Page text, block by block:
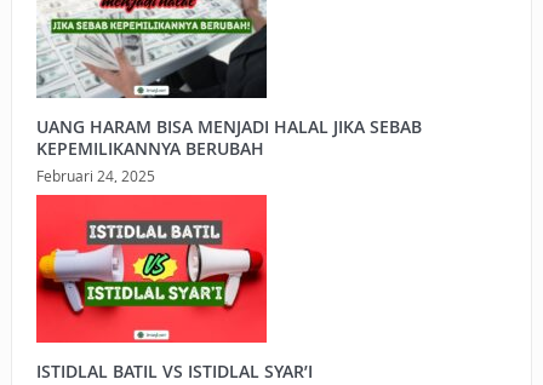
UANG HARAM BISA MENJADI HALAL JIKA SEBAB
KEPEMILIKANNYA BERUBAH
Februari 24, 2025
ISTIDLAL BATIL VS ISTIDLAL SYAR’I